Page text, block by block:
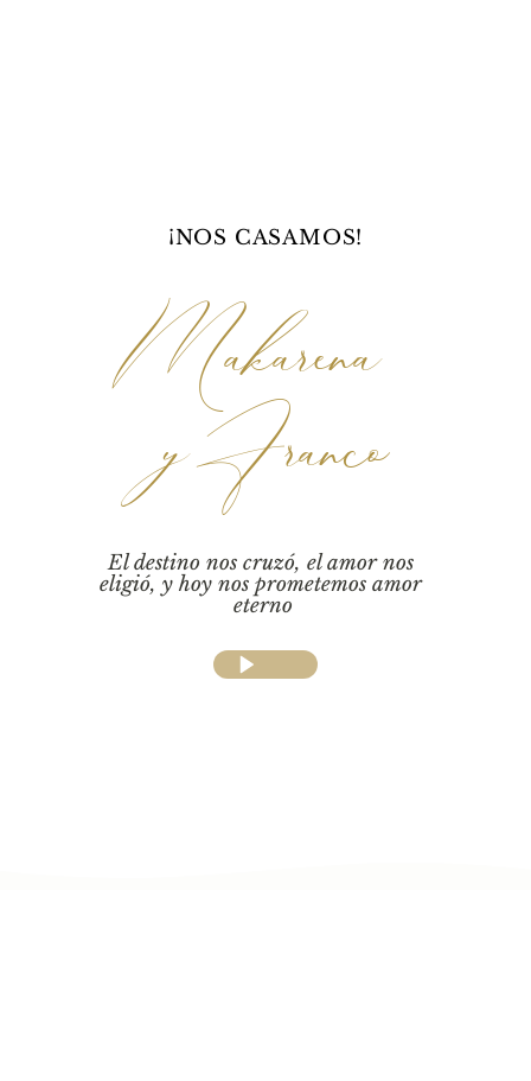
¡NOS CASAMOS!
Makarena
y Franco
El destino nos cruzó, el amor nos
eligió, y hoy nos prometemos amor
eterno